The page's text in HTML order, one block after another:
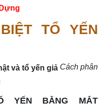
TỔ YẾN
Cách phân
YẾN BẰNG MẮT